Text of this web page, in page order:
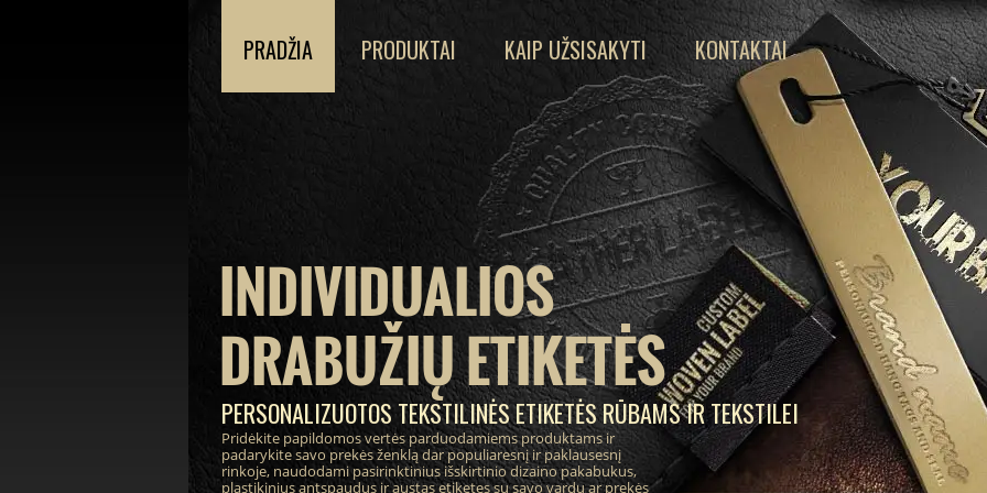
INDIVIDUALIOS
DRABUŽIŲ ETIKETĖS
PERSONALIZUOTOS TEKSTILINĖS ETIKETĖS RŪBAMS IR TEKSTILEI
Pridėkite papildomos vertės parduodamiems produktams ir
padarykite savo prekės ženklą dar populiaresnį ir paklausesnį
rinkoje, naudodami pasirinktinius išskirtinio dizaino pakabukus,
plastikinius antspaudus ir austas etiketes su savo vardu ar prekės
PRADŽIA PRODUKTAI KAIP UŽSISAKYTI KONTAKTAI